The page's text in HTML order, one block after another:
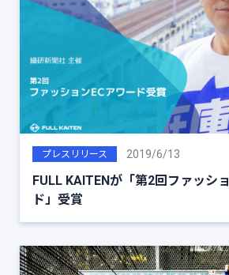
プレスリリース 2019/6/13
FULL KAITENが「第2回ファッシ
ド」受賞